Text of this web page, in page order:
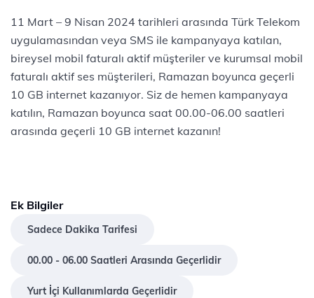
11 Mart – 9 Nisan 2024 tarihleri arasında Türk Telekom
uygulamasından veya SMS ile kampanyaya katılan,
bireysel mobil faturalı aktif müşteriler ve kurumsal mobil
faturalı aktif ses müşterileri, Ramazan boyunca geçerli
10 GB internet kazanıyor. Siz de hemen kampanyaya
katılın, Ramazan boyunca saat 00.00-06.00 saatleri
arasında geçerli 10 GB internet kazanın!
Ek Bilgiler
Sadece Dakika Tarifesi
00.00 - 06.00 Saatleri Arasında Geçerlidir
Yurt İçi Kullanımlarda Geçerlidir